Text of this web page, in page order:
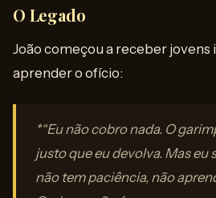
O Legado
João começou a receber jovens
aprender o ofício:
*“Eu não cobro nada. O
justo que eu devolva. Mas eu
não tem paciência, não